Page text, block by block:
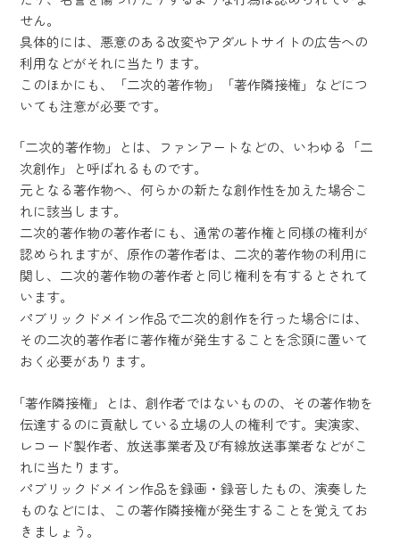
せん。
具体的には、悪意のある改変やアダルトサイトの広告への
利用などがそれに当たります。
このほかにも、「二次的著作物」「著作隣接権」などにつ
いても注意が必要です。
「二次的著作物」とは、ファンアートなどの、いわゆる「二
次創作」と呼ばれるものです。
元となる著作物へ、何らかの新たな創作性を加えた場合こ
れに該当します。
二次的著作物の著作者にも、通常の著作権と同様の権利が
認められますが、原作の著作者は、二次的著作物の利用に
関し、二次的著作物の著作者と同じ権利を有するとされて
います。
パブリックドメイン作品で二次的創作を行った場合には、
その二次的著作者に著作権が発生することを念頭に置いて
おく必要があります。
「著作隣接権」とは、創作者ではないものの、その著作物を
伝達するのに貢献している立場の人の権利です。実演家、
レコード製作者、放送事業者及び有線放送事業者などがこ
れに当たります。
パブリックドメイン作品を録画・録音したもの、演奏した
ものなどには、この著作隣接権が発生することを覚えてお
きましょう。